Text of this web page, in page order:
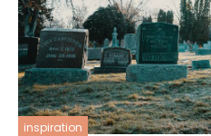
inspiration